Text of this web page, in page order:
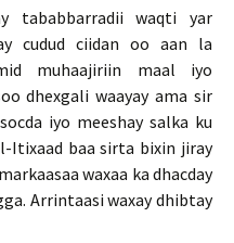
tababbarradii waqti yar
cudud ciidan oo aan la
muhaajiriin maal iyo
dhexgali waayay ama sir
iyo meeshay salka ku
Itixaad baa sirta bixin jiray
waxaa ka dhacday
Arrintaasi waxay dhibtay